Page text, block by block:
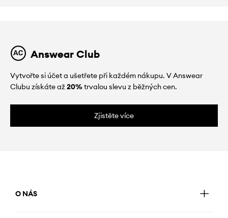
Answear Club
Vytvořte si účet a ušetřete při každém nákupu. V Answear
Clubu získáte až20%trvalou slevu z běžných cen.
Zjistěte více
O NÁS